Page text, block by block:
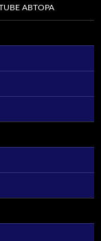
АВТОРА